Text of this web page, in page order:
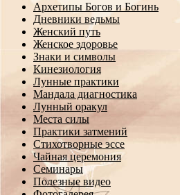
Архетипы Богов и Богинь
Дневники ведьмы
Женский путь
Женское здоровье
Знаки и символы
Кинезиология
Лунные практики
Мандала диагностика
Лунный оракул
Места силы
Практики затмений
Стихотворные эссе
Чайная церемония
Семинары
Полезные видео